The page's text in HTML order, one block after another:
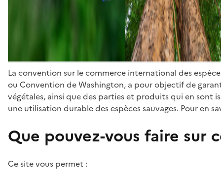
La convention sur le commerce international des
ou Convention de Washington, a pour objectif de
végétales, ainsi que des parties et produits qui en sont
une utilisation durable des espèces sauvages. Pour en
Que pouvez-vous faire sur
Ce site vous permet :